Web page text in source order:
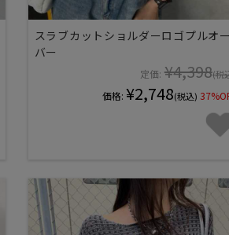
スラブカットショルダーロゴプルオー
バー
定価: ¥4,398(税
価格: ¥2,748(税込)